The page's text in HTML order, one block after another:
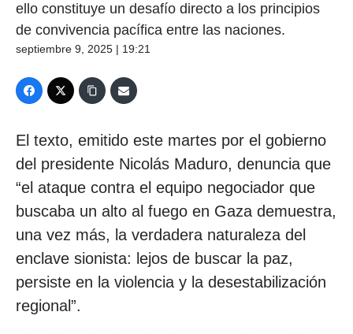
ello constituye un desafío directo a los principios
de convivencia pacífica entre las naciones.
septiembre 9, 2025 | 19:21
El texto, emitido este martes por el gobierno
del presidente Nicolás Maduro, denuncia que
“el ataque contra el equipo negociador que
buscaba un alto al fuego en Gaza demuestra,
una vez más, la verdadera naturaleza del
enclave sionista: lejos de buscar la paz,
persiste en la violencia y la desestabilización
regional”.